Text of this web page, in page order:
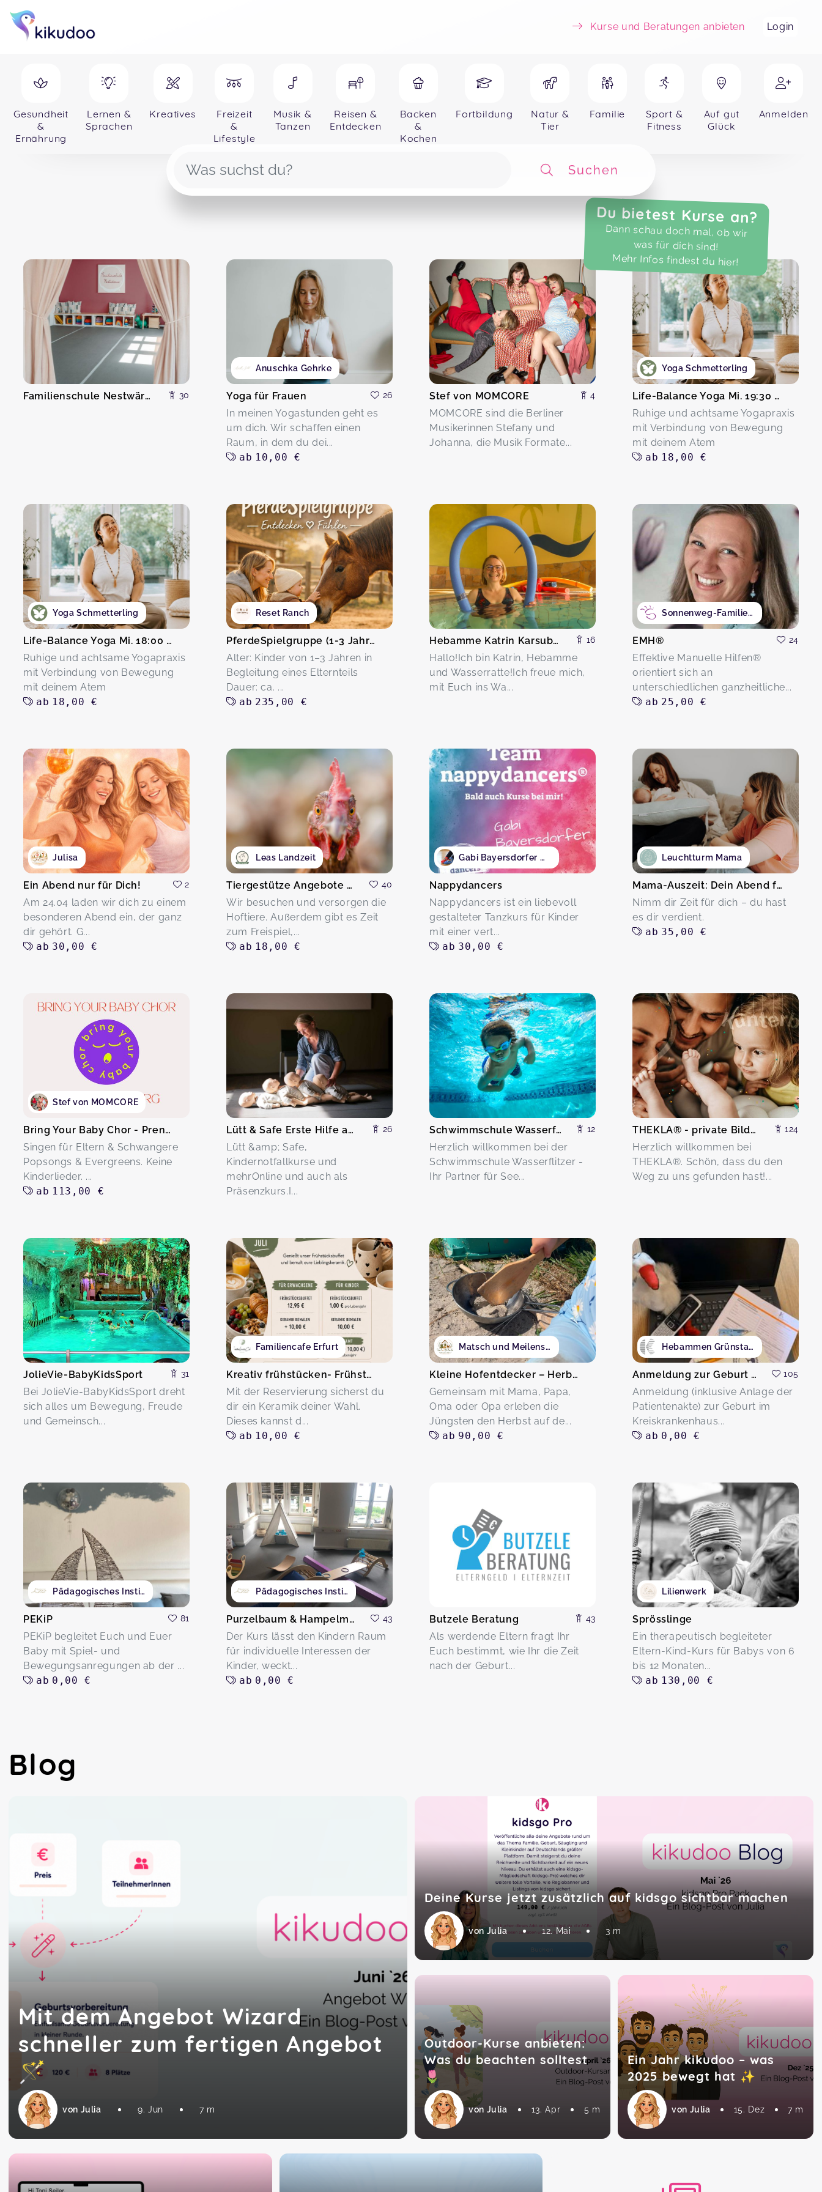
Kurse und Beratungen anbieten Login
Gesundheit
&
Ernährung
Lernen &
Sprachen
Kreatives
Freizeit
&
Lifestyle
Musik &
Tanzen
Reisen &
Entdecken
Backen
&
Kochen
Fortbildung
Natur &
Tier
Familie
Sport &
Fitness
Auf gut
Glück
Anmelden
Suchen
Du bietest Kurse an?
Dann schau doch mal, ob wir
was für dich sind!
Mehr Infos findest du hier!
Familienschule Nestwärme 30
Anuschka Gehrke
Yoga für Frauen 26
In meinen Yogastunden geht es
um dich. Wir schaffen einen
Raum, in dem du dei...
ab 10,00 €
Stef von MOMCORE 4
MOMCORE sind die Berliner
Musikerinnen Stefany und
Johanna, die Musik Formate...
Yoga Schmetterling
Life-Balance Yoga Mi. 19:30 Uhr
Ruhige und achtsame Yogapraxis
mit Verbindung von Bewegung
mit deinem Atem
ab 18,00 €
Yoga Schmetterling
Life-Balance Yoga Mi. 18:00 Uhr
Ruhige und achtsame Yogapraxis
mit Verbindung von Bewegung
mit deinem Atem
ab 18,00 €
Reset Ranch
PferdeSpielgruppe (1-3 Jahre)
Alter: Kinder von 1–3 Jahren in
Begleitung eines Elternteils
Dauer: ca. ...
ab 235,00 €
Hebamme Katrin Karsubke 16
Hallo!Ich bin Katrin, Hebamme
und Wasserratte!Ich freue mich,
mit Euch ins Wa...
Sonnenweg-FamilienZeit
EMH® 24
Effektive Manuelle Hilfen®
orientiert sich an
unterschiedlichen ganzheitliche...
ab 25,00 €
Julisa
Ein Abend nur für Dich! 2
Am 24.04 laden wir dich zu einem
besonderen Abend ein, der ganz
dir gehört. G...
ab 30,00 €
Leas Landzeit
Tiergestütze Angebote auf dem Bauernhof 40
Wir besuchen und versorgen die
Hoftiere. Außerdem gibt es Zeit
zum Freispiel,...
ab 18,00 €
Gabi Bayersdorfer Nappydancers
Nappydancers
Nappydancers ist ein liebevoll
gestalteter Tanzkurs für Kinder
mit einer vert...
ab 30,00 €
Leuchtturm Mama
Mama-Auszeit: Dein Abend für Kraft, Ruhe & Austausch
Nimm dir Zeit für dich – du hast
es dir verdient.
ab 35,00 €
Stef von MOMCORE
Bring Your Baby Chor - Prenzlauerberg Berlin
Singen für Eltern & Schwangere
Popsongs & Evergreens. Keine
Kinderlieder. ...
ab 113,00 €
Lütt & Safe Erste Hilfe am Baby und Kind 26
Lütt &amp; Safe,
Kindernotfallkurse und
mehrOnline und auch als
Präsenzkurs.I...
Schwimmschule Wasserflitzer 12
Herzlich willkommen bei der
Schwimmschule Wasserflitzer -
Ihr Partner für See...
THEKLA® - private Bildungseinrichtung Marga Bielesch 124
Herzlich willkommen bei
THEKLA®. Schön, dass du den
Weg zu uns gefunden hast!...
JolieVie-BabyKidsSport 31
Bei JolieVie-BabyKidsSport dreht
sich alles um Bewegung, Freude
und Gemeinsch...
Familiencafe Erfurt
Kreativ frühstücken- Frühstück und Keramik
Mit der Reservierung sicherst du
dir ein Keramik deiner Wahl.
Dieses kannst d...
ab 10,00 €
Matsch und Meilensteine
Kleine Hofentdecker – Herbst auf dem Hof
Gemeinsam mit Mama, Papa,
Oma oder Opa erleben die
Jüngsten den Herbst auf de...
ab 90,00 €
Hebammen Grünstadt
Anmeldung zur Geburt in der Hebammensprechstunde 105
Anmeldung (inklusive Anlage der
Patientenakte) zur Geburt im
Kreiskrankenhaus...
ab 0,00 €
Pädagogisches Institut
PEKiP 81
PEKiP begleitet Euch und Euer
Baby mit Spiel- und
Bewegungsanregungen ab der ...
ab 0,00 €
Pädagogisches Institut
Purzelbaum & Hampelmann 43
Der Kurs lässt den Kindern Raum
für individuelle Interessen der
Kinder, weckt...
ab 0,00 €
Butzele Beratung 43
Als werdende Eltern fragt Ihr
Euch bestimmt, wie Ihr die Zeit
nach der Geburt...
Lilienwerk
Sprösslinge
Ein therapeutisch begleiteter
Eltern-Kind-Kurs für Babys von 6
bis 12 Monaten...
ab 130,00 €
Blog
Mit dem Angebot Wizard
schneller zum fertigen Angebot
🪄
von Julia 9. Jun 7 m
Deine Kurse jetzt zusätzlich auf kidsgo sichtbar machen
von Julia 12. Mai 3 m
Outdoor-Kurse anbieten:
Was du beachten solltest
🌷
von Julia 13. Apr 5 m
Ein Jahr kikudoo – was
2025 bewegt hat ✨
von Julia 15. Dez 7 m